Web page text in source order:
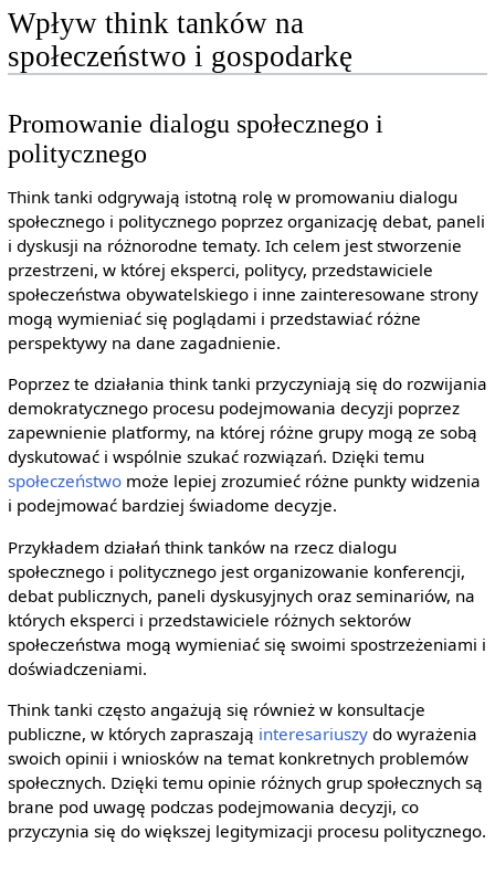
Wpływ think tanków na
społeczeństwo i gospodarkę
Promowanie dialogu społecznego i
politycznego
Think tanki odgrywają istotną rolę w promowaniu dialogu
społecznego i politycznego poprzez organizację debat, paneli
i dyskusji na różnorodne tematy. Ich celem jest stworzenie
przestrzeni, w której eksperci, politycy, przedstawiciele
społeczeństwa obywatelskiego i inne zainteresowane strony
mogą wymieniać się poglądami i przedstawiać różne
perspektywy na dane zagadnienie.
Poprzez te działania think tanki przyczyniają się do rozwijania
demokratycznego procesu podejmowania decyzji poprzez
zapewnienie platformy, na której różne grupy mogą ze sobą
dyskutować i wspólnie szukać rozwiązań. Dzięki temu
społeczeństwomoże lepiej zrozumieć różne punkty widzenia
i podejmować bardziej świadome decyzje.
Przykładem działań think tanków na rzecz dialogu
społecznego i politycznego jest organizowanie konferencji,
debat publicznych, paneli dyskusyjnych oraz seminariów, na
których eksperci i przedstawiciele różnych sektorów
społeczeństwa mogą wymieniać się swoimi spostrzeżeniami i
doświadczeniami.
Think tanki często angażują się również w konsultacje
publiczne, w których zapraszają interesariuszydo wyrażenia
swoich opinii i wniosków na temat konkretnych problemów
społecznych. Dzięki temu opinie różnych grup społecznych są
brane pod uwagę podczas podejmowania decyzji, co
przyczynia się do większej legitymizacji procesu politycznego.